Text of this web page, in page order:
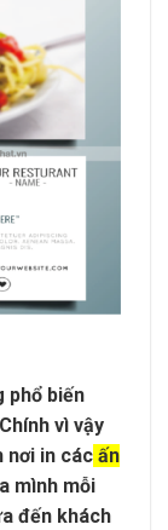
phổ biến
vì vậy
nơi in các ấn
mình mỗi
đến khách